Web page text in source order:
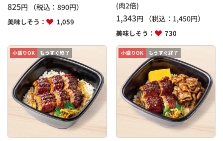
825円 （税込： 890円）
美味しそう： 1,059
(肉2倍)
1,343円 （税込： 1,450円）
美味しそう： 730
小盛りOK もうすぐ終了 小盛りOK もうすぐ終了